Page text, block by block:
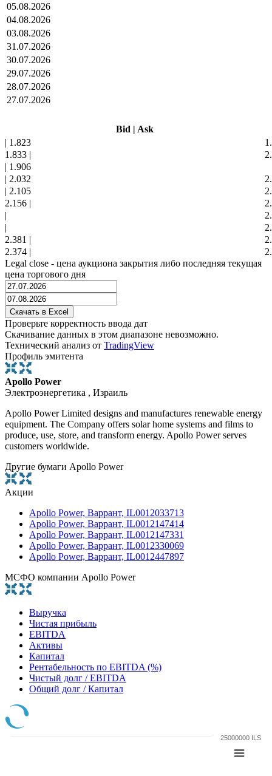
05.08.2026
04.08.2026
03.08.2026
31.07.2026
30.07.2026
29.07.2026
28.07.2026
27.07.2026
Bid | Ask
| 1.823
1.833 |
| 1.906
| 2.032
| 2.105
2.156 |
|
|
2.381 |
2.374 |
Legal close - цена аукциона закрытия либо последняя текущая
цена торгового дня
Проверьте корректность ввода дат
Скачивание данных в этом диапазоне невозможно.
Технический анализ от TradingView
Профиль эмитента
Apollo Power
Электроэнергетика , Израиль
Apollo Power Limited designs and manufactures renewable energy
equipment. The Company offers solar home systems and films to
produce, use, store, and transform energy. Apollo Power serves
customers worldwide.
Другие бумаги Apollo Power
Акции
Apollo Power, Варрант, IL0012033713
Apollo Power, Варрант, IL0012147414
Apollo Power, Варрант, IL0012147331
Apollo Power, Варрант, IL0012330069
Apollo Power, Варрант, IL0012447897
МСФО компании Apollo Power
Выручка
Чистая прибыль
EBITDA
Активы
Капитал
Рентабельность по EBITDA (%)
Чистый долг / EBITDA
Общий долг / Капитал
25000000 ILS